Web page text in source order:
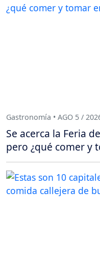
Gastronomía • AGO 5 /
Se acerca la Feria
pero ¿qué comer y